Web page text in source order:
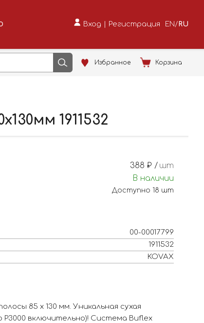
Вход | Регистрация EN /RU
Избранное Корзина
1911532
00-00017799
1911532
KOVAX
85 х 130 мм. Уникальная сухая
включительно)! Система Buflex
388 ₽ / шт
В наличии
Доступно 18 шт